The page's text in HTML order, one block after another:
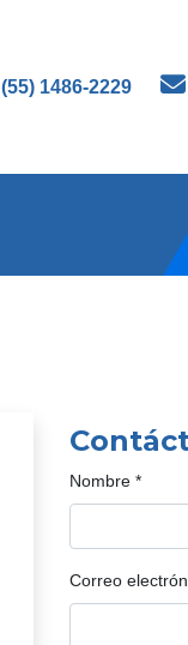
(55) 1486-2229
Nombre *
Correo